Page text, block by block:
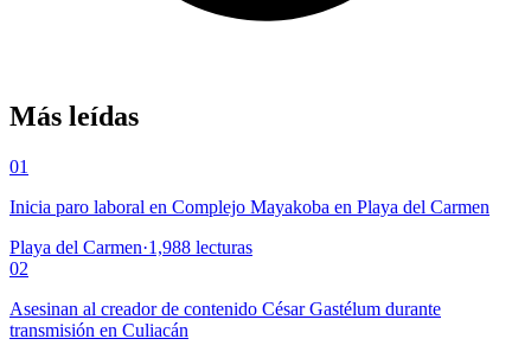
Más leídas
01
Inicia paro laboral en Complejo Mayakoba en Playa del Carmen
Playa del Carmen·1,988 lecturas
02
Asesinan al creador de contenido César Gastélum durante
transmisión en Culiacán